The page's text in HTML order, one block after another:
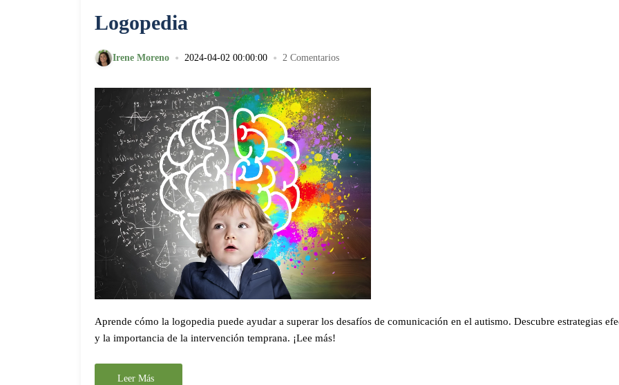
Logopedia
Irene Moreno • 2024-04-02 00:00:00 • 2 Comentarios
Aprende cómo la logopedia puede ayudar a superar los desafíos de comunicación en el autismo. Descubre estrategias
y la importancia de la intervención temprana. ¡Lee más!
Leer Más